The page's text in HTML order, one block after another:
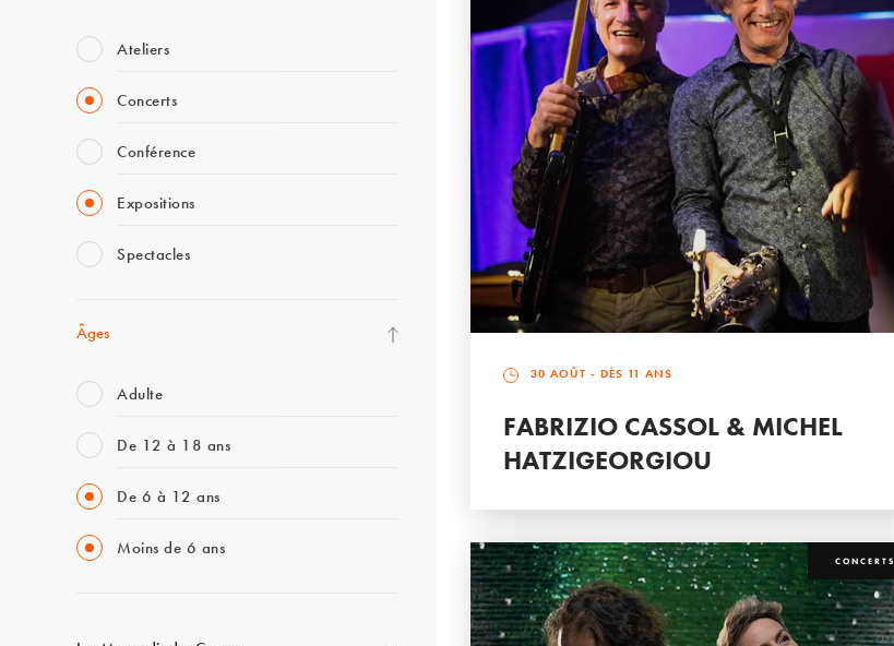
Ateliers
Concerts
Conférence
Expositions
Spectacles
Âges
Adulte
De 12 à 18 ans
De 6 à 12 ans
Moins de 6 ans
30 AOÛT - DÈS 11 ANS
FABRIZIO CASSOL & MICHEL
HATZIGEORGIOU
CONCERTS